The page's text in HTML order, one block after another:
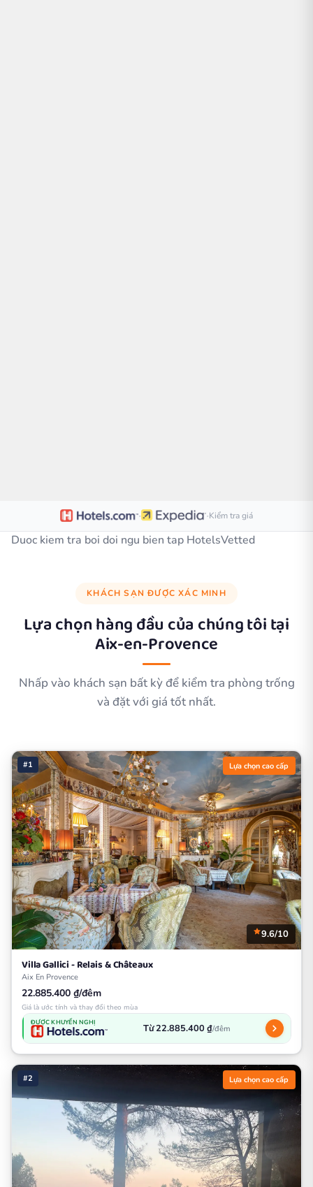
· ·Kiểm tra giá
Duoc kiem tra boi doi ngu bien tap HotelsVetted
KHÁCH SẠN ĐƯỢC XÁC MINH
Lựa chọn hàng đầu của chúng tôi tại
Aix-en-Provence
Nhấp vào khách sạn bất kỳ để kiểm tra phòng trống
và đặt với giá tốt nhất.
#1 Lựa chọn cao cấp
9.6/10
Villa Gallici - Relais & Châteaux
Aix En Provence
22.885.400 ₫/đêm
Giá là ước tính và thay đổi theo mùa
ĐƯỢC KHUYẾN NGHỊ Từ 22.885.400 ₫/đêm
#2 Lựa chọn cao cấp